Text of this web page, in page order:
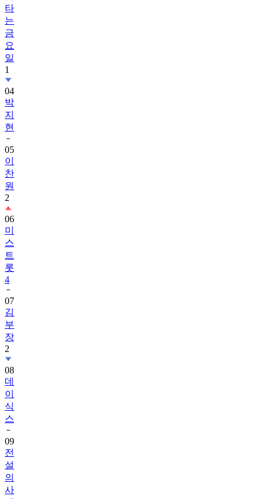
타
는
금
요
일
1
04
박
지
현
05
이
찬
원
2
06
미
스
트
롯
4
07
김
부
장
2
08
데
이
식
스
09
전
설
의
사